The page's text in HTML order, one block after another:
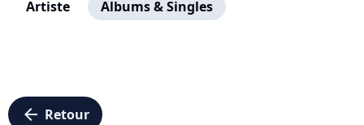
Artiste Albums & Singles
arrow_left Retour